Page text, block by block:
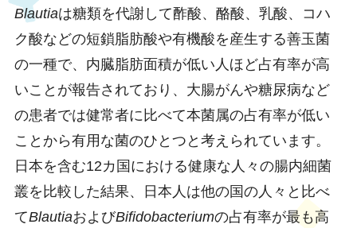
Blautiaは糖類を代謝して酢酸、酪酸、乳酸、コハ
ク酸などの短鎖脂肪酸や有機酸を産生する善玉菌
の一種で、内臓脂肪面積が低い人ほど占有率が高
いことが報告されており、大腸がんや糖尿病など
の患者では健常者に比べて本菌属の占有率が低い
ことから有用な菌のひとつと考えられています。
日本を含む12カ国における健康な人々の腸内細菌
叢を比較した結果、日本人は他の国の人々と比べ
てBlautiaおよびBifidobacteriumの占有率が最も高